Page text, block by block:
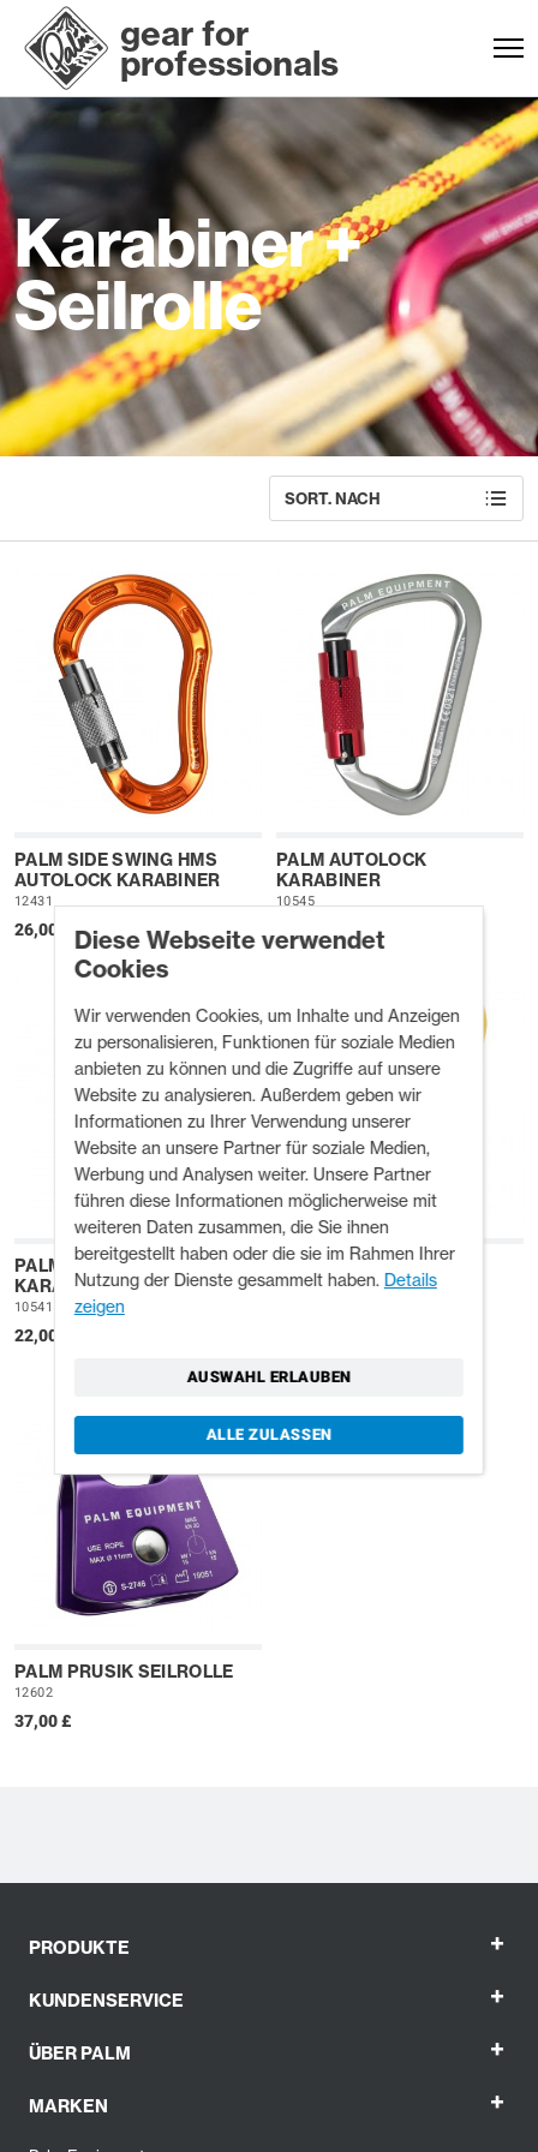
Diese Webseite verwendet
Cookies
Wir verwenden Cookies, um Inhalte und Anzeigen
zu personalisieren, Funktionen für soziale Medien
anbieten zu können und die Zugriffe auf unsere
Website zu analysieren. Außerdem geben wir
Informationen zu Ihrer Verwendung unserer
Website an unsere Partner für soziale Medien,
Werbung und Analysen weiter. Unsere Partner
führen diese Informationen möglicherweise mit
weiteren Daten zusammen, die Sie ihnen
bereitgestellt haben oder die sie im Rahmen Ihrer
Nutzung der Dienste gesammelt haben. Details
zeigen
AUSWAHL ERLAUBEN
ALLE ZULASSEN
gear for
professionals
Karabiner +
Seilrolle
SORT. NACH
PALM SIDE SWING HMS
AUTOLOCK KARABINER
12431
26,00 £
PALM AUTOLOCK
KARABINER
10545
PALM SCHRAUB-
KARABINER
10541
22,00 £
PALM DRAHTBÜGEL-
KARABINER
PALM PRUSIK SEILROLLE
12602
37,00 £
PRODUKTE +
KUNDENSERVICE +
ÜBER PALM +
MARKEN +